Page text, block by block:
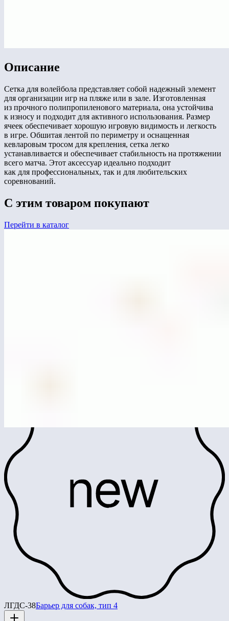
Описание
Сетка для волейбола представляет собой надежный элемент
для организации игр на пляже или в зале. Изготовленная
из прочного полипропиленового материала, она устойчива
к износу и подходит для активного использования. Размер
ячеек обеспечивает хорошую игровую видимость и легкость
в игре. Обшитая лентой по периметру и оснащенная
кевларовым тросом для крепления, сетка легко
устанавливается и обеспечивает стабильность на протяжении
всего матча. Этот аксессуар идеально подходит
как для профессиональных, так и для любительских
соревнований.
С этим товаром покупают
Перейти в каталог
ЛГДС-38Барьер для собак, тип 4